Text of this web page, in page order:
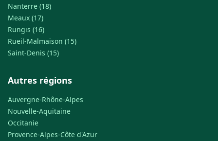
Nanterre (18)
Meaux (17)
Rungis (16)
Rueil-Malmaison (15)
Saint-Denis (15)
Autres régions
Auvergne-Rhône-Alpes
Nouvelle-Aquitaine
Occitanie
Provence-Alpes-Côte d'Azur